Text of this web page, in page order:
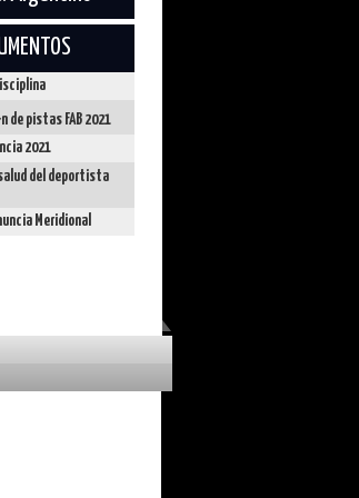
pistas FAB 2021
2021
del deportista
Meridional